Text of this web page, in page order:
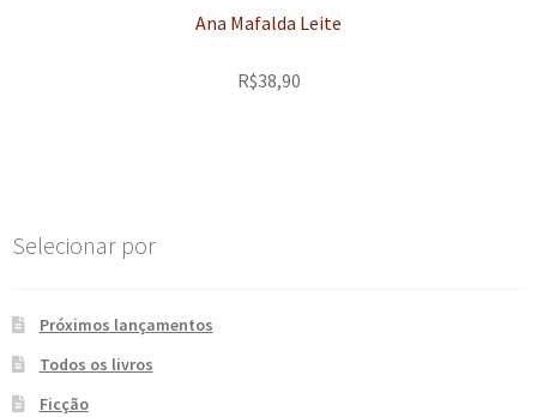
Ana Mafalda Leite
R$38,90
Selecionar por
Próximos lançamentos
Todos os livros
Ficção